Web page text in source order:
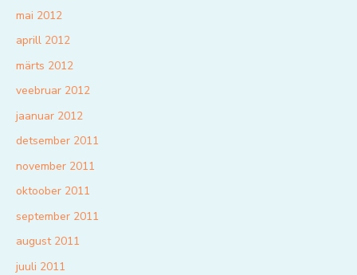
mai 2012
aprill 2012
märts 2012
veebruar 2012
jaanuar 2012
detsember 2011
november 2011
oktoober 2011
september 2011
august 2011
juuli 2011